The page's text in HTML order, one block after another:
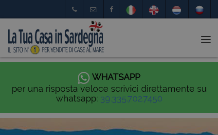
WHATSAPP
per una risposta veloce scrivici direttamente su
whatsapp: 39.335.702.7450